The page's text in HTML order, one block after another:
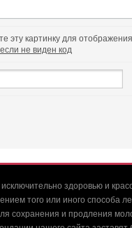
не виден код
здоровью и
того или иного способа
сохранения и продления